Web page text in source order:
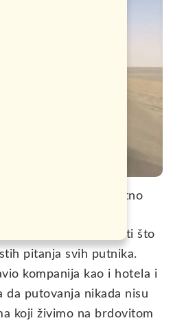
svijetom besplatno
besplatno, ili potrošiti što
pitanja svih putnika.
kompanija kao i hotela i
da putovanja nikada nisu
koji živimo na brdovitom